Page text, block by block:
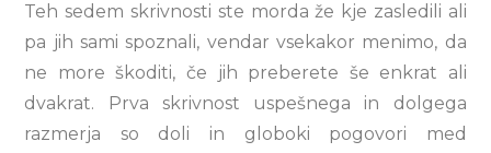
Teh sedem skrivnosti ste morda že kje zasledili ali
pa jih sami spoznali, vendar vsekakor menimo, da
ne more škoditi, če jih preberete še enkrat ali
dvakrat. Prva skrivnost uspešnega in dolgega
razmerja so doli in globoki pogovori med